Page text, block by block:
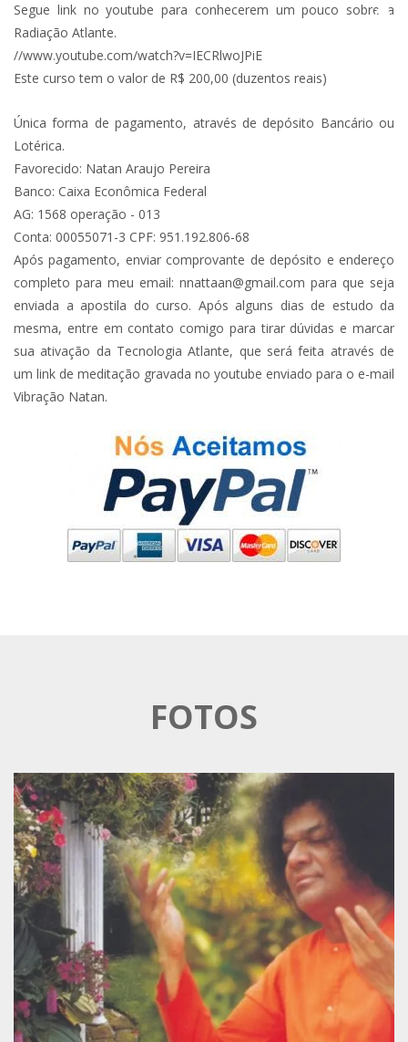
Segue link no youtube para conhecerem um pouco sobre a
Radiação Atlante.
//www.youtube.com/watch?v=IECRlwoJPiE
Este curso tem o valor de R$ 200,00 (duzentos reais)
Única forma de pagamento, através de depósito Bancário ou
Lotérica.
Favorecido: Natan Araujo Pereira
Banco: Caixa Econômica Federal
AG: 1568 operação - 013
Conta: 00055071-3 CPF: 951.192.806-68
Após pagamento, enviar comprovante de depósito e endereço
completo para meu email: nnattaan@gmail.com para que seja
enviada a apostila do curso. Após alguns dias de estudo da
mesma, entre em contato comigo para tirar dúvidas e marcar
sua ativação da Tecnologia Atlante, que será feita através de
um link de meditação gravada no youtube enviado para o e-mail
Vibração Natan.
FOTOS